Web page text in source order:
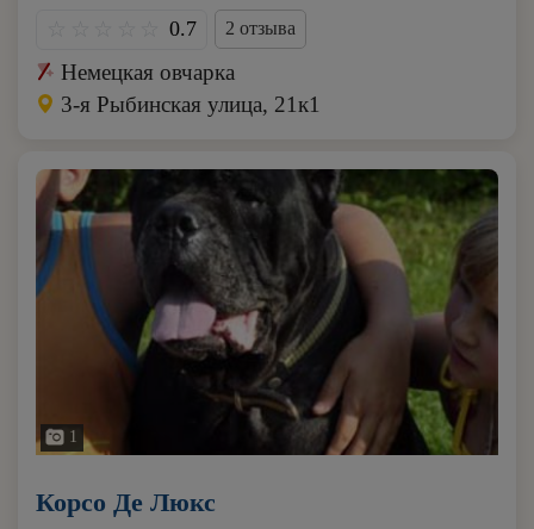
0.7 2 отзыва
Немецкая овчарка
3-я Рыбинская улица, 21к1
1
Корсо Де Люкс